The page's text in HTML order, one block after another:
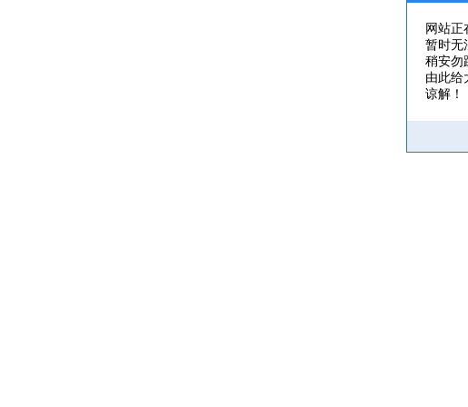
网站正
暂时无
稍安勿
由此给
谅解！